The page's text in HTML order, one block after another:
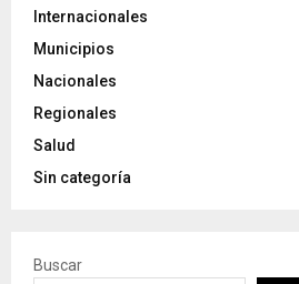
Internacionales
Municipios
Nacionales
Regionales
Salud
Sin categoría
Buscar